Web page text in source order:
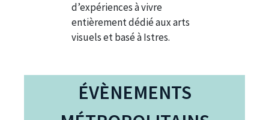
d’expériences à vivre
entièrement dédié aux arts
visuels et basé à Istres.
ÉVÈNEMENTS